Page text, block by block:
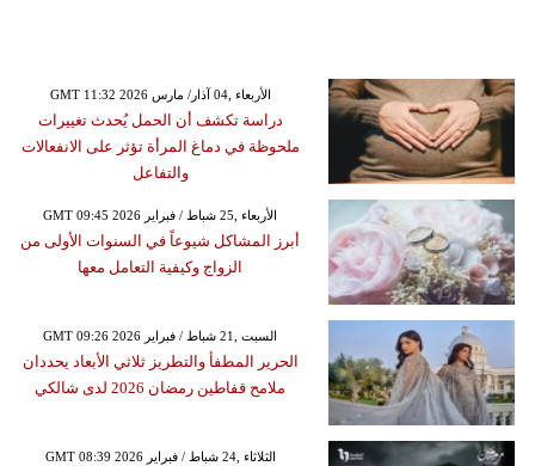
GMT 11:32 2026 الأربعاء ,04 آذار/ مارس
دراسة تكشف أن الحمل يُحدث تغييرات
ملحوظة في دماغ المرأة تؤثر على الانفعالات
والتفاعل
GMT 09:45 2026 الأربعاء ,25 شباط / فبراير
أبرز المشاكل شيوعاً في السنوات الأولى من
الزواج وكيفية التعامل معها
GMT 09:26 2026 السبت ,21 شباط / فبراير
الحرير المطفأ والتطريز ثلاثي الأبعاد يحددان
ملامح قفاطين رمضان 2026 لدى شالكي
GMT 08:39 2026 الثلاثاء ,24 شباط / فبراير